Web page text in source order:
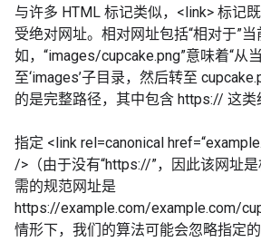
与许多 HTML 标记类似，<link> 标记
受绝对网址。相对网址包括“相对于”
如，“images/cupcake.png”意味着“从
至‘images’子目录，然后转至
的是完整路径，其中包含 https:// 这类
指定 <link rel=canonical
/>（由于没有“https://”，因此该网址
需的规范网址是
https://example.com/example.com/
情形下，我们的算法可能会忽略指定